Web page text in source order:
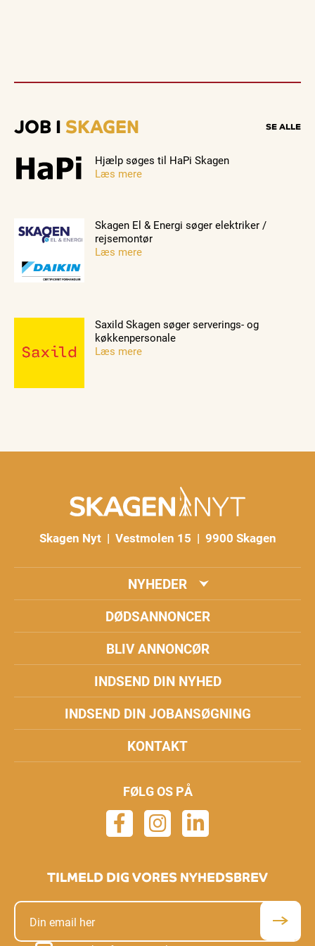
JOB I SKAGEN SE ALLE
Hjælp søges til HaPi Skagen
Læs mere
Skagen El & Energi søger elektriker /
rejsemontør
Læs mere
Saxild Skagen søger serverings- og
køkkenpersonale
Læs mere
Skagen Nyt | Vestmolen 15 | 9900 Skagen
NYHEDER
DØDSANNONCER
BLIV ANNONCØR
INDSEND DIN NYHED
INDSEND DIN JOBANSØGNING
KONTAKT
FØLG OS PÅ
TILMELD DIG VORES NYHEDSBREV